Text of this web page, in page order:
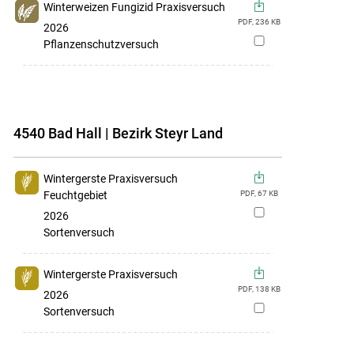
Winterweizen Fungizid Praxisversuch
2026
Pflanzenschutzversuch
PDF,236 KB
zur
4540 Bad Hall | Bezirk Steyr Land
Wintergerste Praxisversuch
Feuchtgebiet
2026
Sortenversuch
PDF,67KB
zur
Wintergerste Praxisversuch
2026
Sortenversuch
PDF,138 KB
zur